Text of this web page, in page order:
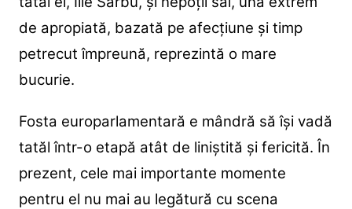
de apropiată, bazată pe afecțiune și timp
petrecut împreună, reprezintă o mare
bucurie.
Fosta europarlamentară e mândră să își vadă
tatăl într-o etapă atât de liniștită și fericită. În
prezent, cele mai importante momente
pentru el nu mai au legătură cu scena